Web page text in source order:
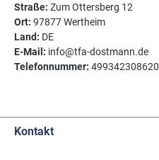
Straße: Zum Ottersberg 12
Ort: 97877 Wertheim
Land: DE
E-Mail: info@tfa-dostmann.de
Telefonnummer: 499342308620
Kontakt